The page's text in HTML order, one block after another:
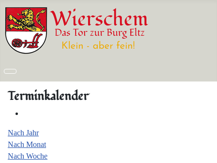
Terminkalender
Nach Jahr
Nach Monat
Nach Woche